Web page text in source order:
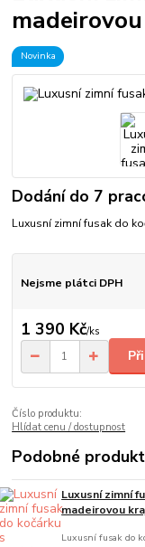
Novinka
Dodání do 7
Luxusní zimní fusak do
Nejsme plátci DPH
1 390 Kč/ks
Číslo produktu:
Hlídat cenu / dostupnost
Podobné
Luxusní zimní
madeirovou
Luxusní fusak do